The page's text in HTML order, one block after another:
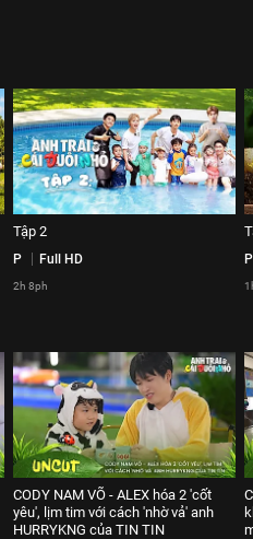
Tập 2
P Full HD
2h 8ph
P
CODY NAM VÕ - ALEX hóa 2 'cốt
yêu', lịm tim với cách 'nhờ vả' anh
HURRYKNG của TIN TIN